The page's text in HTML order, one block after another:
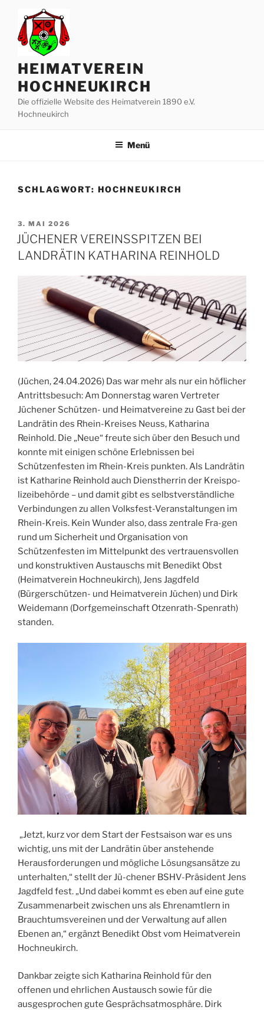
springen
HEIMATVEREIN
HOCHNEUKIRCH
Die offizielle Website des Heimatverein 1890 e.V.
Hochneukirch
Menü
SCHLAGWORT: HOCHNEUKIRCH
VERÖFFENTLICHT
AM
3. MAI 2026
JÜCHENER VEREINSSPITZEN BEI
LANDRÄTIN KATHARINA REINHOLD
(Jüchen, 24.04.2026) Das war mehr als nur ein höflicher
Antrittsbesuch: Am Donnerstag waren Vertreter
Jüchener Schützen- und Heimatvereine zu Gast bei der
Landrätin des Rhein-Kreises Neuss, Katharina
Reinhold. Die „Neue“ freute sich über den Besuch und
konnte mit einigen schöne Erlebnissen bei
Schützenfesten im Rhein-Kreis punkten. Als Landrätin
ist Katharine Reinhold auch Dienstherrin der Kreispo-
lizeibehörde – und damit gibt es selbstverständliche
Verbindungen zu allen Volksfest-Veranstaltungen im
Rhein-Kreis. Kein Wunder also, dass zentrale Fra-gen
rund um Sicherheit und Organisation von
Schützenfesten im Mittelpunkt des vertrauensvollen
und konstruktiven Austauschs mit Benedikt Obst
(Heimatverein Hochneukirch), Jens Jagdfeld
(Bürgerschützen- und Heimatverein Jüchen) und Dirk
Weidemann (Dorfgemeinschaft Otzenrath-Spenrath)
standen.
„Jetzt, kurz vor dem Start der Festsaison war es uns
wichtig, uns mit der Landrätin über anstehende
Herausforderungen und mögliche Lösungsansätze zu
unterhalten,“ stellt der Jü-chener BSHV-Präsident Jens
Jagdfeld fest. „Und dabei kommt es eben auf eine gute
Zusammenarbeit zwischen uns als Ehrenamtlern in
Brauchtumsvereinen und der Verwaltung auf allen
Ebenen an,“ ergänzt Benedikt Obst vom Heimatverein
Hochneukirch.
Dankbar zeigte sich Katharina Reinhold für den
offenen und ehrlichen Austausch sowie für die
ausgesprochen gute Gesprächsatmosphäre. Dirk